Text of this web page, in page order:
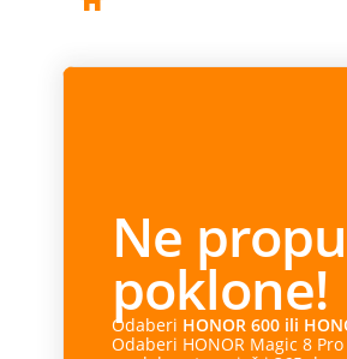
Ne
poklone!
Odaberi HONOR 600 ili
Odaberi HONOR Magic 8